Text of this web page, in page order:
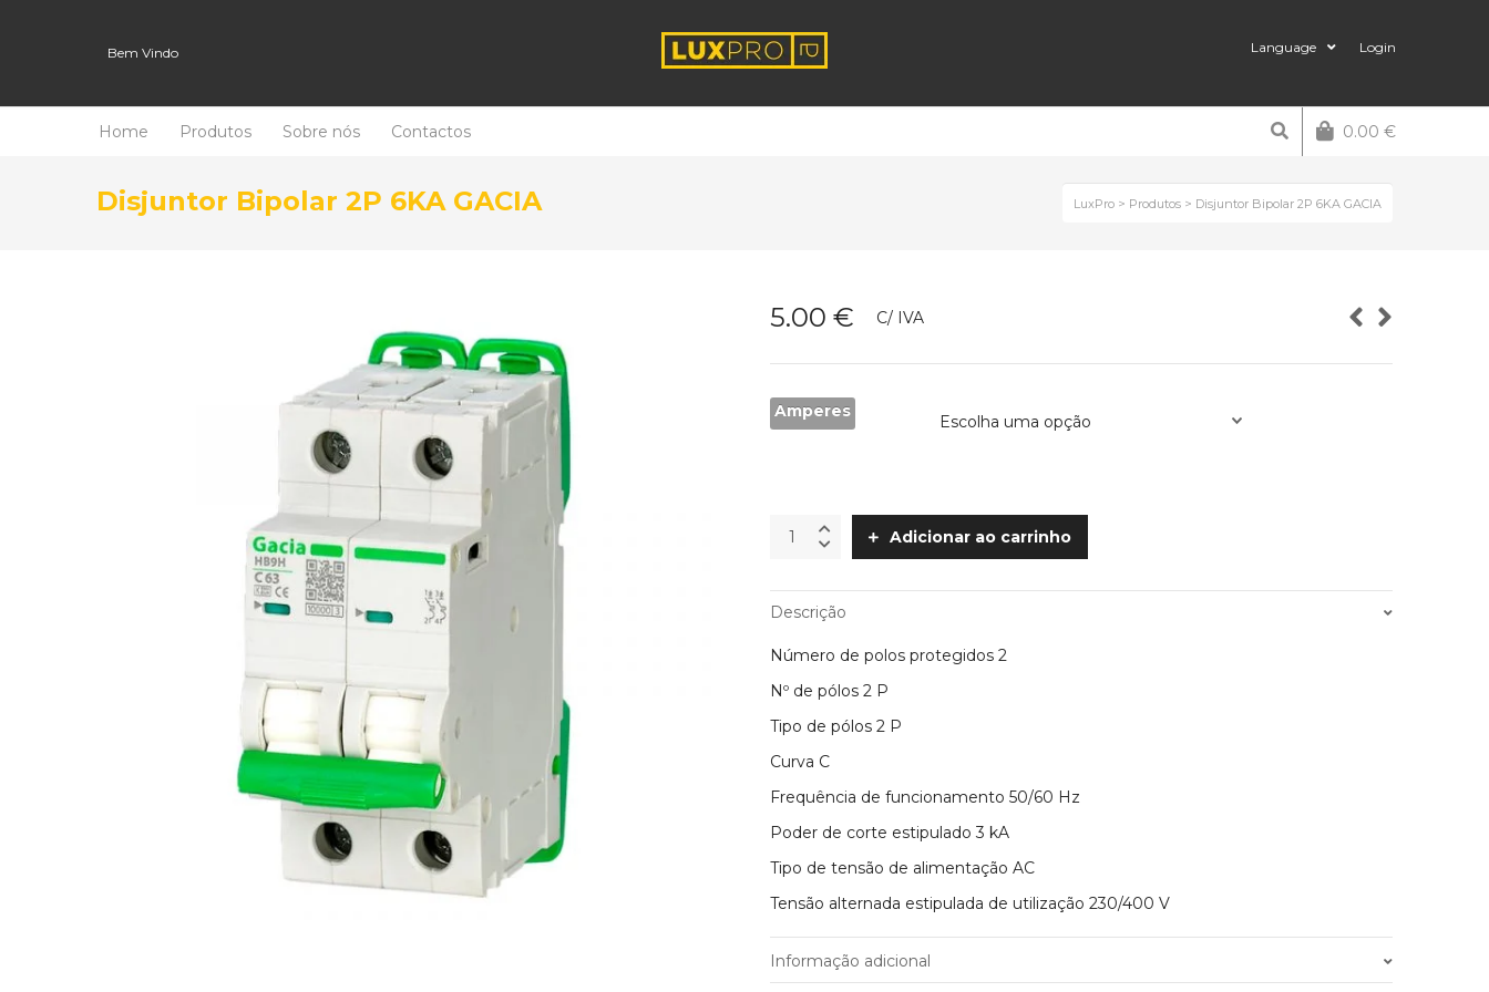
Bem Vindo Language Login
Home Produtos Sobre nós Contactos 0.00 €
Disjuntor Bipolar 2P 6KA GACIA LuxPro > Produtos > Disjuntor Bipolar 2P 6KA GACIA
5.00€ C/ IVA
Amperes
Disjuntor
Bipolar
6KA
GACIA
Adicionar ao carrinho
Descrição
Número de polos protegidos 2
Nº de pólos 2 P
Tipo de pólos 2 P
Curva C
Frequência de funcionamento 50/60 Hz
Poder de corte estipulado 3 kA
Tipo de tensão de alimentação AC
Tensão alternada estipulada de utilização 230/400 V
Informação adicional